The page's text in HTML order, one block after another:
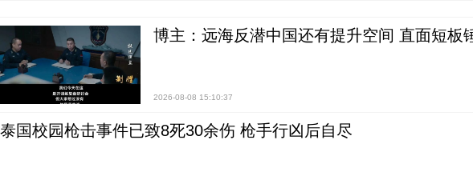
博主：远海反潜中国还有提升空间 直面短板
2026-08-08 15:10:37
泰国校园枪击事件已致8死30余伤 枪手行凶后自尽